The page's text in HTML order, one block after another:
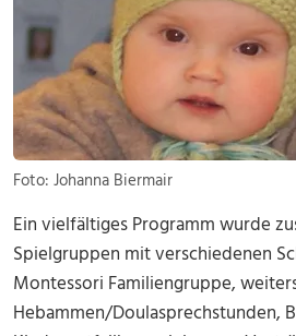
Foto: Johanna Biermair
Ein vielfältiges Programm wurde
Spielgruppen mit verschiedenen
Montessori Familiengruppe,
Hebammen/Doulasprechstunden,